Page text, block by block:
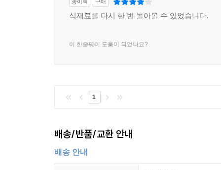
종이책 구매
식재료를 다시 한 번 돌아볼 수 있었습니다.
이 한줄평이 도움이 되었나요?
1
배송/반품/교환 안내
배송 안내